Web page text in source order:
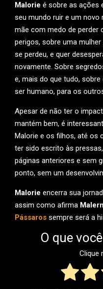
Malorie é sobre as ações
seu mundo ruir e um novo
mãe com medo de perder
perigos, sobre uma
se perdeu, e quer
novamente. Sobre
e, mais do que tudo,
ser humano, para os
Apesar de não ter o
mantém bem, é
Malorie e os filhos, até os
ter sido escrito às
páginas anteriores e sem
ponto, sem um
Malorie encerra sua
assim como afirma
Pássaros sempre será a
O que
Clique